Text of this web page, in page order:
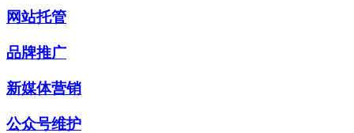
网站托管
品牌推广
新媒体营销
公众号维护